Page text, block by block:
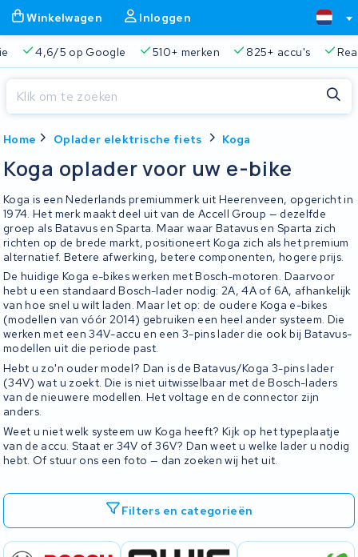
Winkelwagen Inloggen
4,6/5 op Google 510+ merken 825+ accu's
Home Oplader elektrische fiets Koga
Koga oplader voor uw e-bike
Koga is een Nederlands premiummerk uit Heerenveen, opgericht in
1974. Het merk maakt deel uit van de Accell Group — dezelfde
groep als Batavus en Sparta. Maar waar Batavus en Sparta zich
richten op de brede markt, positioneert Koga zich als het premium
alternatief. Betere afwerking, betere componenten, hogere prijs.
De huidige Koga e-bikes werken met Bosch-motoren. Daarvoor
hebt u een standaard Bosch-lader nodig: 2A, 4A of 6A, afhankelijk
van hoe snel u wilt laden. Maar let op: de oudere Koga e-bikes
(modellen van vóór 2014) gebruiken een heel ander systeem. Die
werken met een 34V-accu en een 3-pins lader die ook bij Batavus-
modellen uit die periode past.
Hebt u zo'n ouder model? Dan is de Batavus/Koga 3-pins lader
(34V) wat u zoekt. Die is niet uitwisselbaar met de Bosch-laders
van de nieuwere modellen. Het voltage en de connector zijn
anders.
Weet u niet welk systeem uw Koga heeft? Kijk op het typeplaatje
van de accu. Staat er 34V of 36V? Dan weet u welke lader u nodig
hebt. Of stuur ons een foto — dan zoeken wij het uit.
Filters en categorieën
Winkelwagen
Je winkelwagen is leeg.
Gratis verzending en ophaalservice 45.000+ accu's
Sluiten
Begin te typen in de zoekbalk om te zoeken